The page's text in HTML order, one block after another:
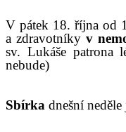
V pátek 18. října od
a zdravotníky v
sv. Lukáše patrona
nebude)
Sbírka dnešní